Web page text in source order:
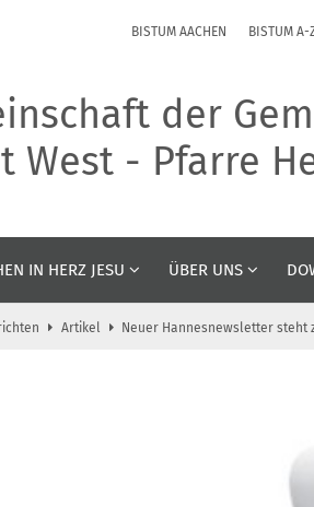
BISTUM AACHEN BISTUM A-
der
West - Pfarre
IN HERZ JESU ÜBER UNS
Artikel Neuer Hannesnewsletter steht